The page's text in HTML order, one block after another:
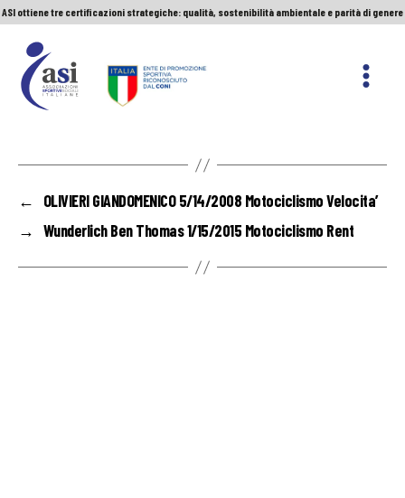
ASI ottiene tre certificazioni strategiche: qualità, sostenibilità ambientale e parità di genere
Premio Sport&Cultura: quando a vincere sono etica e valori
ASI ottiene tre certificazioni strategiche: qualità, sostenibilità ambientale e parità di genere
←
OLIVIERI GIANDOMENICO 5/14/2008 Motociclismo Velocita’
→ Wunderlich Ben Thomas 1/15/2015 Motociclismo Rent